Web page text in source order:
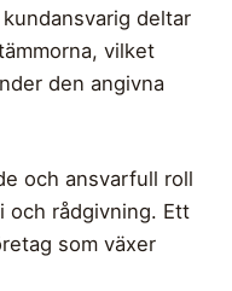
deltar
vilket
den angivna
och ansvarfull roll
och rådgivning. Ett
som växer